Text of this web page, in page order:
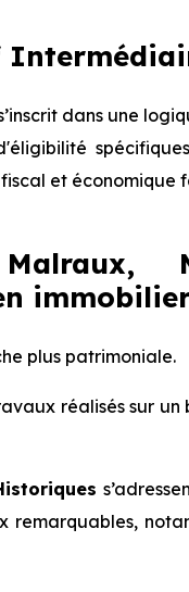
dans une
et économique
plus patrimoniale.
réalisés sur un